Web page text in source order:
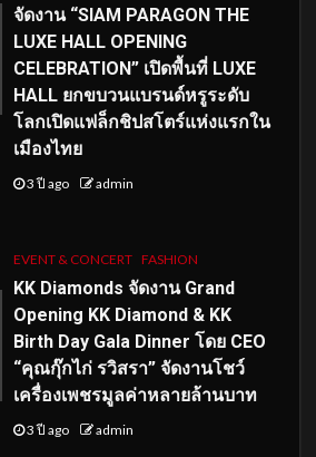
จัดงาน “SIAM PARAGON THE
LUXE HALL OPENING
CELEBRATION” เปิดพื้นที่ LUXE
HALL ยกขบวนแบรนด์หรูระดับ
โลกเปิดแฟล็กชิปสโตร์แห่งแรกใน
เมืองไทย
3 ปี ago admin
EVENT & CONCERT FASHION
KK Diamonds จัดงาน Grand
Opening KK Diamond & KK
Birth Day Gala Dinner โดย CEO
“คุณกุ๊กไก่ รวิสรา” จัดงานโชว์
เครื่องเพชรมูลค่าหลายล้านบาท
3 ปี ago admin